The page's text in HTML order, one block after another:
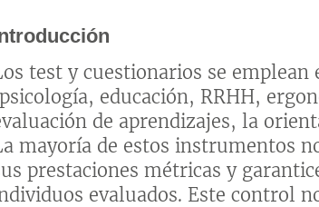
test y cuestionarios se
educación, RRHH,
de aprendizajes, la
mayoría de estos instrumentos
prestaciones métricas y
evaluados. Este control